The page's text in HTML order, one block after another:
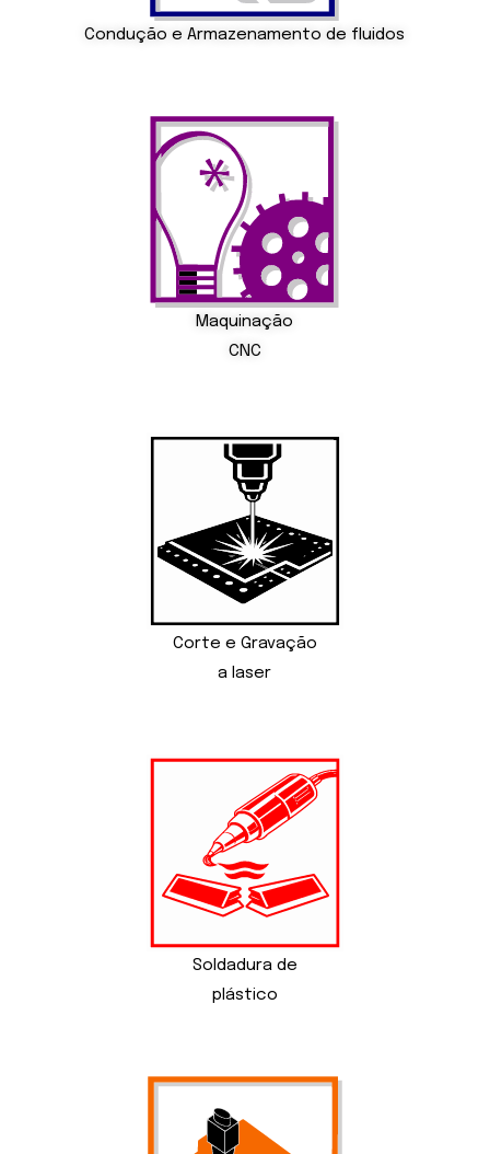
Condução e Armazenamento de fluidos
Maquinação
CNC
Corte e Gravação
a laser
Soldadura de
plástico